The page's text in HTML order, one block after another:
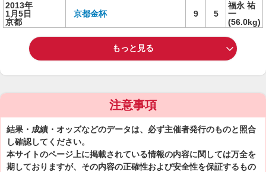
2013年
1月5日
京都
京都金杯 9 5
福永 祐
一
(56.0kg)
もっと見る
注意事項
結果・成績・オッズなどのデータは、必ず主催者発行のものと照合
し確認してください。
本サイトのページ上に掲載されている情報の内容に関しては万全を
期しておりますが、その内容の正確性および安全性を保証するもの